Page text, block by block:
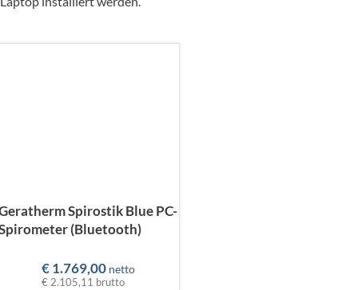
Spirostik Blue PC-
(Bluetooth)
€1.769,00 netto
€ 2.105,11 brutto